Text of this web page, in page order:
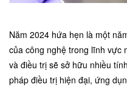
Năm 2024 hứa hẹn là một
của công nghệ trong lĩnh vực
và điều trị sẽ sở hữu nhiều
pháp điều trị hiện đại, ứng